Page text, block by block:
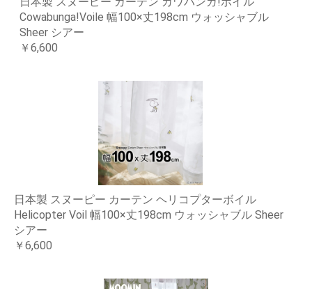
Cowabunga!Voile 幅100×丈198cm ウォッシャブル
Sheer シアー
￥6,600
日本製 スヌーピー カーテン ヘリコプターボイル
Helicopter Voil 幅100×丈198cm ウォッシャブル Sheer
シアー
￥6,600